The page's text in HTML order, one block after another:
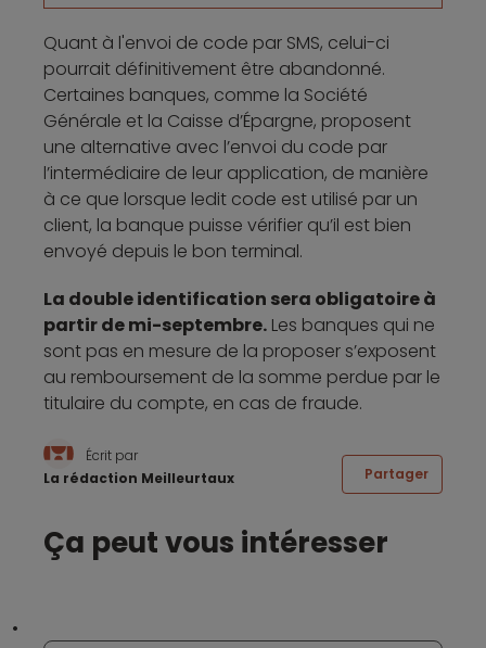
Quant à l'envoi de code par SMS, celui-ci
pourrait définitivement être abandonné.
Certaines banques, comme la Société
Générale et la Caisse d’Épargne, proposent
une alternative avec l’envoi du code par
l’intermédiaire de leur application, de manière
à ce que lorsque ledit code est utilisé par un
client, la banque puisse vérifier qu’il est bien
envoyé depuis le bon terminal.
La double identification sera obligatoire à
partir de mi-septembre. Les banques qui ne
sont pas en mesure de la proposer s’exposent
au remboursement de la somme perdue par le
titulaire du compte, en cas de fraude.
Écrit par
La rédaction Meilleurtaux
Partager
Ça peut vous intéresser